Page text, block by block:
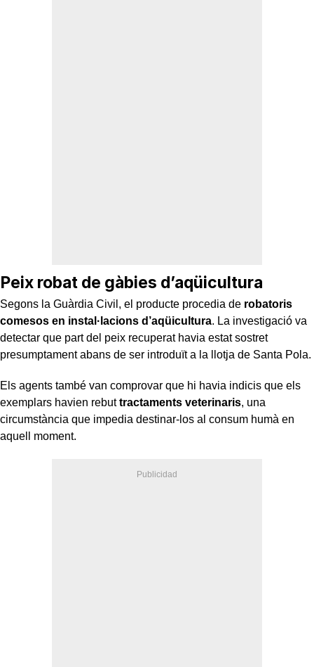
Peix robat de gàbies d’aqüicultura
Segons la Guàrdia Civil, el producte procedia de robatoris
comesos en instal·lacions d’aqüicultura. La investigació va
detectar que part del peix recuperat havia estat sostret
presumptament abans de ser introduït a la llotja de Santa Pola.
Els agents també van comprovar que hi havia indicis que els
exemplars havien rebuttractaments veterinaris, una
circumstància que impedia destinar-los al consum humà en
aquell moment.